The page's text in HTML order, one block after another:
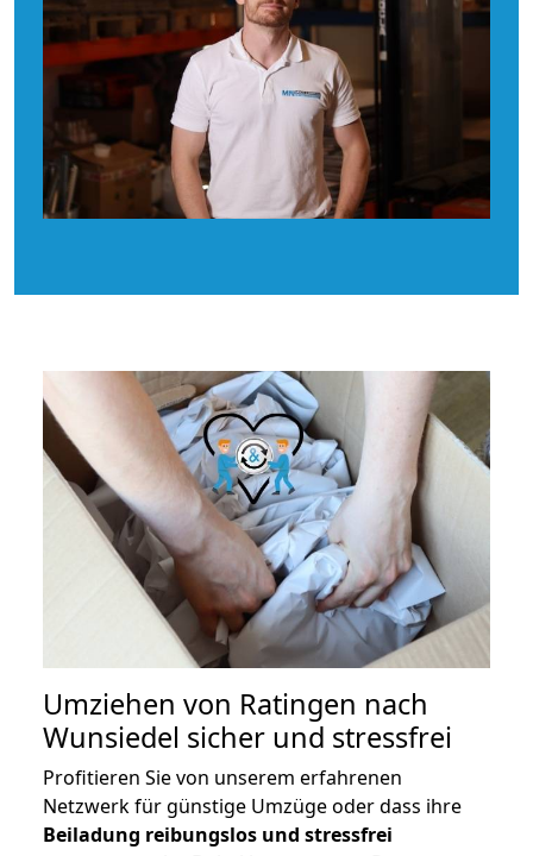
Umziehen von Ratingen nach
Wunsiedel sicher und stressfrei
Profitieren Sie von unserem erfahrenen
Netzwerk für günstige Umzüge oder dass ihre
Beiladung reibungslos und stressfrei